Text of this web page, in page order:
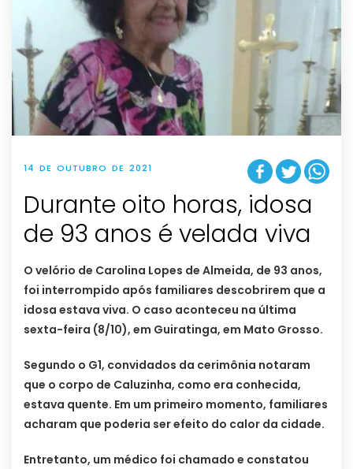
14 DE OUTUBRO DE 2021
Durante oito horas, idosa
de 93 anos é velada viva
O velório de Carolina Lopes de Almeida, de 93 anos,
foi interrompido após familiares descobrirem que a
idosa estava viva. O caso aconteceu na última
sexta-feira (8/10), em Guiratinga, em Mato Grosso.
Segundo o G1, convidados da cerimônia notaram
que o corpo de Caluzinha, como era conhecida,
estava quente. Em um primeiro momento, familiares
acharam que poderia ser efeito do calor da cidade.
Entretanto, um médico foi chamado e constatou